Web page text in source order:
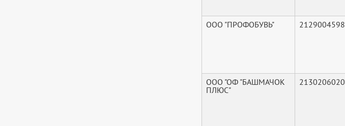
ООО "ПРОФОБУВЬ" 2129004598
ООО "ОФ "БАШМАЧОК
ПЛЮС"
2130206020